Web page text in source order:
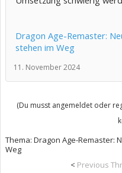
Dragon Age-Remaster:
stehen im Weg
11. November 2024
(Du musst angemeldet oder
Thema: Dragon Age-Remaster:
Weg
< Previous